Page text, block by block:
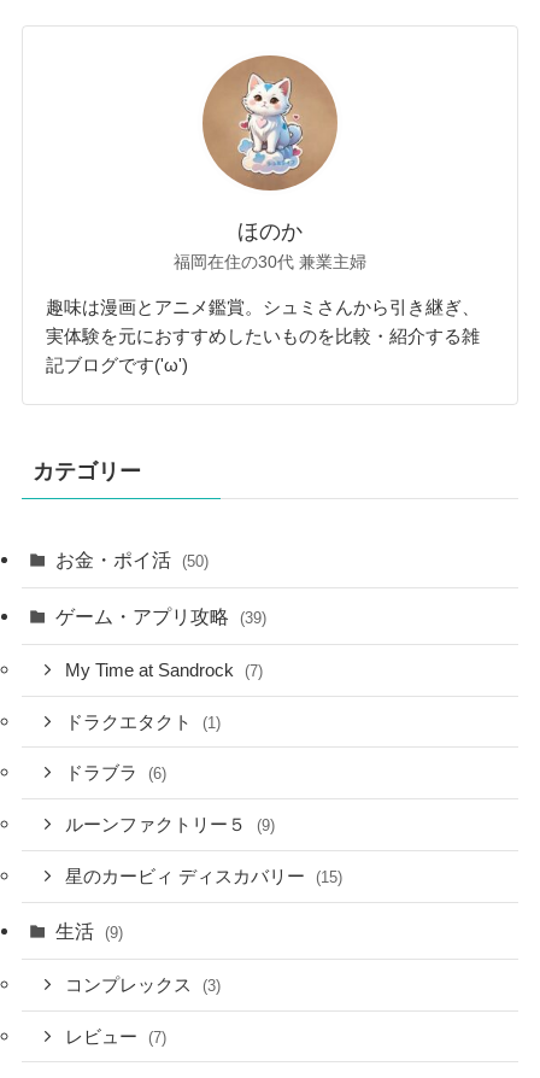
ほのか
福岡在住の30代 兼業主婦
趣味は漫画とアニメ鑑賞。シュミさんから引き継ぎ、
実体験を元におすすめしたいものを比較・紹介する雑
記ブログです('ω')
カテゴリー
お金・ポイ活 (50)
ゲーム・アプリ攻略 (39)
My Time at Sandrock (7)
ドラクエタクト (1)
ドラブラ (6)
ルーンファクトリー５ (9)
星のカービィ ディスカバリー (15)
生活 (9)
コンプレックス (3)
レビュー (7)